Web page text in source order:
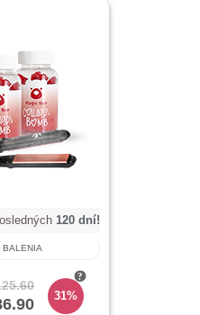
120 dní!
BALENIA
31%